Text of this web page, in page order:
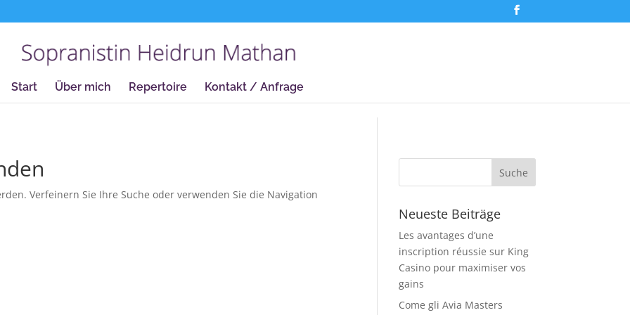
Start Über mich Repertoire Kontakt / Anfrage
Verfeinern Sie Ihre Suche oder verwenden Sie die Navigation
Neueste Beiträge
Les avantages d’une
inscription réussie sur King
Casino pour maximiser vos
gains
Come gli Avia Masters